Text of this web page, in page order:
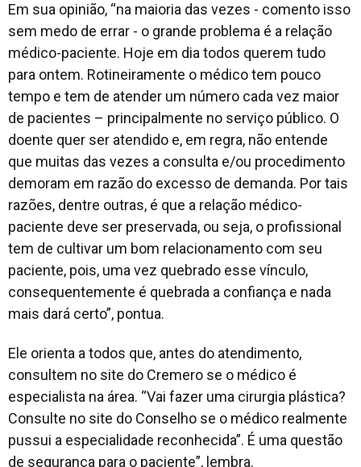
Em sua opinião, “na maioria das vezes - comento isso
sem medo de errar - o grande problema é a relação
médico-paciente. Hoje em dia todos querem tudo
para ontem. Rotineiramente o médico tem pouco
tempo e tem de atender um número cada vez maior
de pacientes – principalmente no serviço público. O
doente quer ser atendido e, em regra, não entende
que muitas das vezes a consulta e/ou procedimento
demoram em razão do excesso de demanda. Por tais
razões, dentre outras, é que a relação médico-
paciente deve ser preservada, ou seja, o profissional
tem de cultivar um bom relacionamento com seu
paciente, pois, uma vez quebrado esse vínculo,
consequentemente é quebrada a confiança e nada
mais dará certo”, pontua.
Ele orienta a todos que, antes do atendimento,
consultem no site do Cremero se o médico é
especialista na área. “Vai fazer uma cirurgia plástica?
Consulte no site do Conselho se o médico realmente
pussui a especialidade reconhecida”. É uma questão
de segurança para o paciente”, lembra.